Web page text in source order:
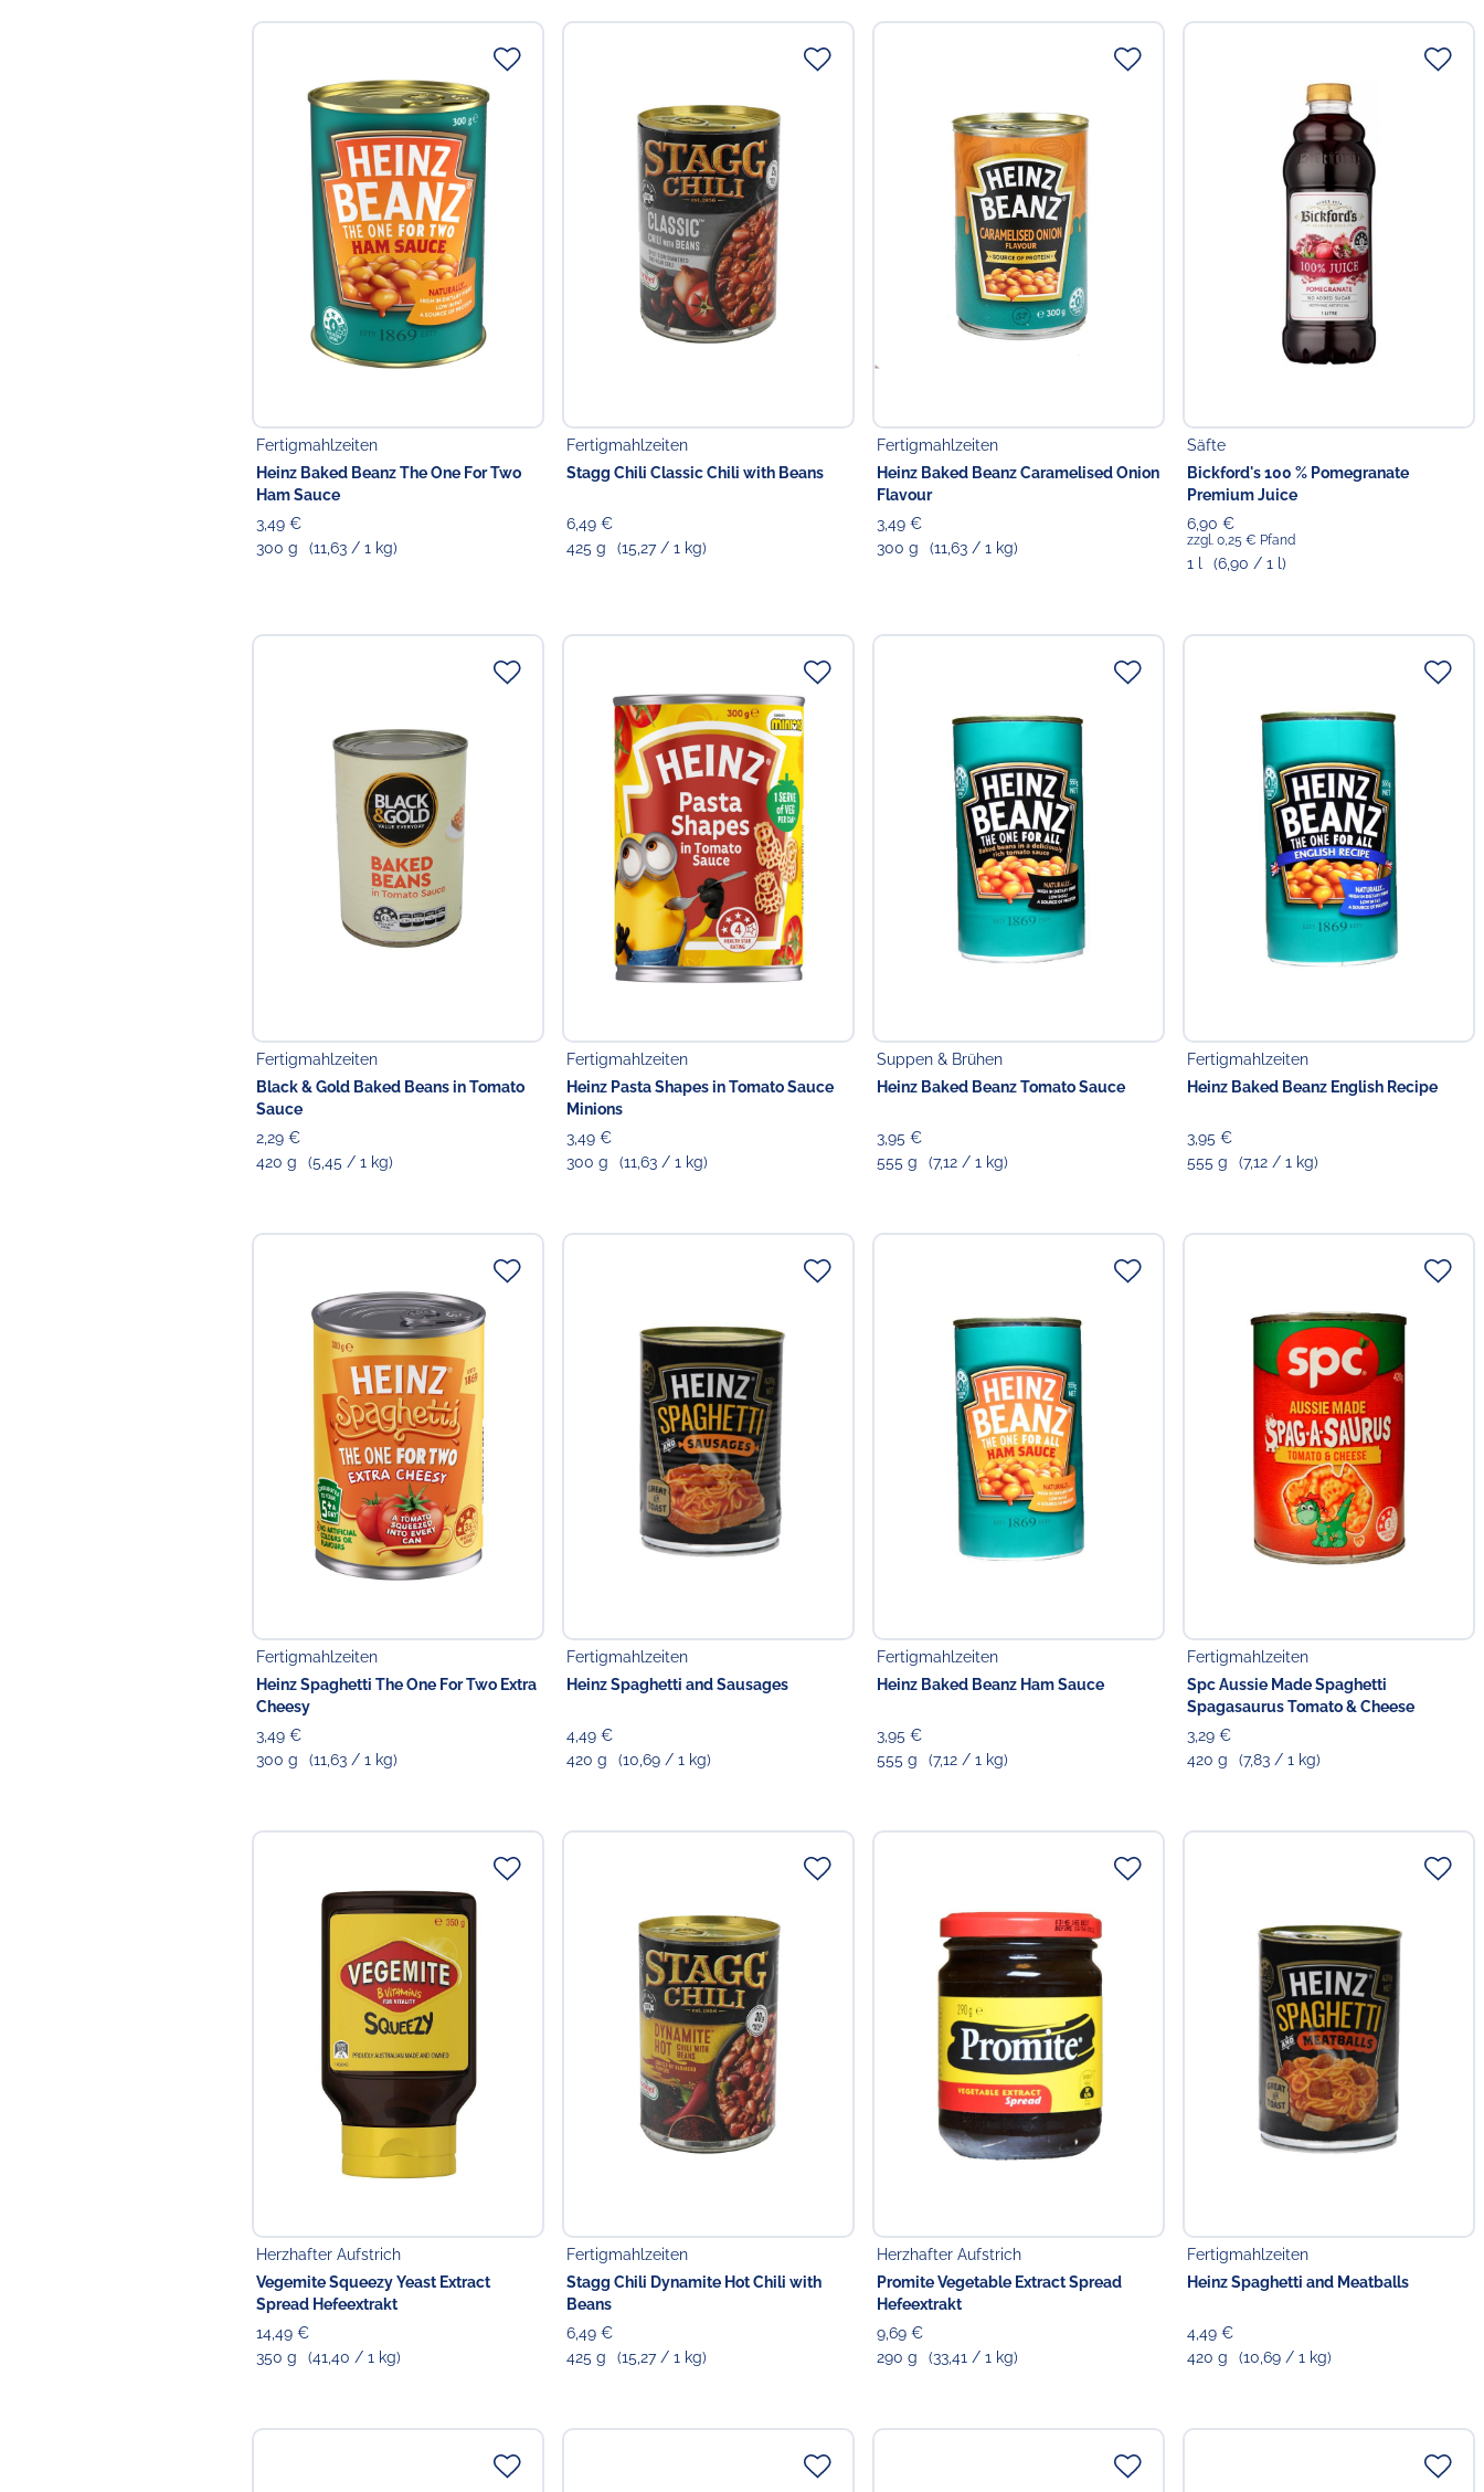
Fertigmahlzeiten
Heinz Baked Beanz The One For Two
Ham Sauce
3,49 €
300 g
(11,63 / 1 kg)
Fertigmahlzeiten
Stagg Chili Classic Chili with Beans
6,49 €
425 g
(15,27 / 1 kg)
Fertigmahlzeiten
Heinz Baked Beanz Caramelised Onion
Flavour
3,49 €
300 g
(11,63 / 1 kg)
Säfte
Bickford's 100 % Pomegranate
Premium Juice
6,90 €
zzgl. 0,25 € Pfand
1 l (6,90 / 1 l)
Fertigmahlzeiten
Black & Gold Baked Beans in Tomato
Sauce
2,29 €
420 g
(5,45 / 1 kg)
Fertigmahlzeiten
Heinz Pasta Shapes in Tomato Sauce
Minions
3,49 €
300 g
(11,63 / 1 kg)
Suppen & Brühen
Heinz Baked Beanz Tomato Sauce
3,95 €
555 g
(7,12 / 1 kg)
Fertigmahlzeiten
Heinz Baked Beanz English Recipe
3,95 €
555 g
(7,12 / 1 kg)
Fertigmahlzeiten
Heinz Spaghetti The One For Two Extra
Cheesy
3,49 €
300 g
(11,63 / 1 kg)
Fertigmahlzeiten
Heinz Spaghetti and Sausages
4,49 €
420 g
(10,69 / 1 kg)
Fertigmahlzeiten
Heinz Baked Beanz Ham Sauce
3,95 €
555 g
(7,12 / 1 kg)
Fertigmahlzeiten
Spc Aussie Made Spaghetti
Spagasaurus Tomato & Cheese
3,29 €
420 g
(7,83 / 1 kg)
Herzhafter Aufstrich
Vegemite Squeezy Yeast Extract
Spread Hefeextrakt
14,49 €
350 g
(41,40 / 1 kg)
Fertigmahlzeiten
Stagg Chili Dynamite Hot Chili with
Beans
6,49 €
425 g
(15,27 / 1 kg)
Herzhafter Aufstrich
Promite Vegetable Extract Spread
Hefeextrakt
9,69 €
290 g
(33,41 / 1 kg)
Fertigmahlzeiten
Heinz Spaghetti and Meatballs
4,49 €
420 g
(10,69 / 1 kg)